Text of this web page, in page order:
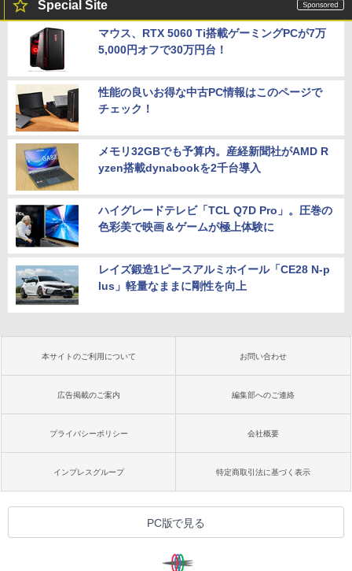
Special Site
マウス、RTX 5060 Ti搭載ゲーミングPCが7万
5,000円オフで30万円台！
性能の良いお得な中古PC情報はこのページで
チェック！
メモリ32GBでも予算内。産経新聞社がAMD R
yzen搭載dynabookを2千台導入
ハイグレードテレビ「TCL Q7D Pro」。圧巻の
色彩美で映画＆ゲームが極上体験に
レイズ鍛造1ピースアルミホイール「CE28 N-p
lus」軽量なままに剛性を向上
本サイトのご利用について お問い合わせ
広告掲載のご案内 編集部へのご連絡
プライバシーポリシー 会社概要
インプレスグループ 特定商取引法に基づく表示
PC版で見る